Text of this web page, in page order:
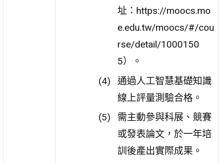
址：https://moocs.mo
e.edu.tw/moocs/#/cou
rse/detail/1000150
5）。
通過人工智慧基礎知識
線上評量測驗合格。
需主動參與科展、競賽
或發表論文，於一年培
訓後產出實際成果。